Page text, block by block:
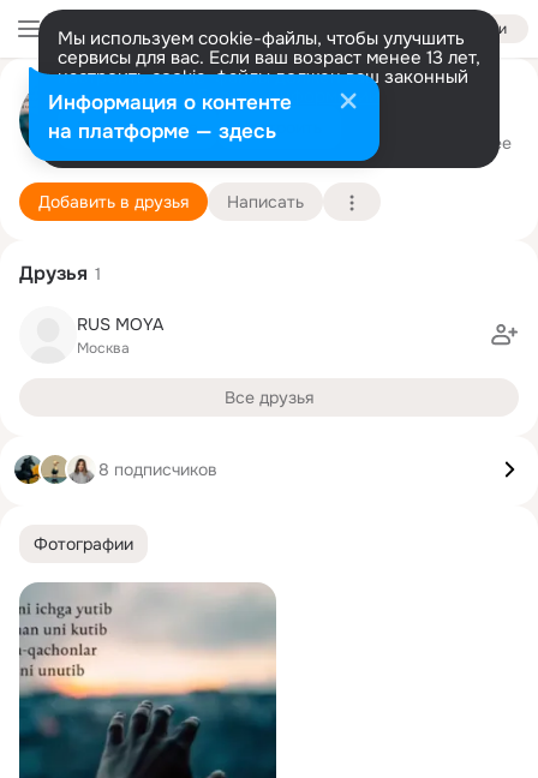
Войти
Мы используем cookie-файлы, чтобы улучшить
сервисы для вас. Если ваш возраст менее 13 лет,
настроить cookie-файлы должен ваш законный
представитель. Больше информации
Разрешить все Настроить
S S S S S S S S S S
Toshkent 5 сентября (28 лет) Подробнее
Добавить в друзья Написать
Фотографии
Друзья 1
RUS MOYA
Москва
Все друзья
8 подписчиков
Информация о контенте
на платформе — здесь